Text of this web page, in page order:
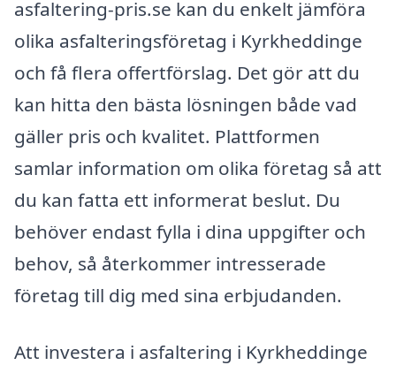
asfaltering-pris.se kan du enkelt jämföra
olika asfalteringsföretag i Kyrkheddinge
och få flera offertförslag. Det gör att du
kan hitta den bästa lösningen både vad
gäller pris och kvalitet. Plattformen
samlar information om olika företag så att
du kan fatta ett informerat beslut. Du
behöver endast fylla i dina uppgifter och
behov, så återkommer intresserade
företag till dig med sina erbjudanden.
Att investera i asfaltering i Kyrkheddinge